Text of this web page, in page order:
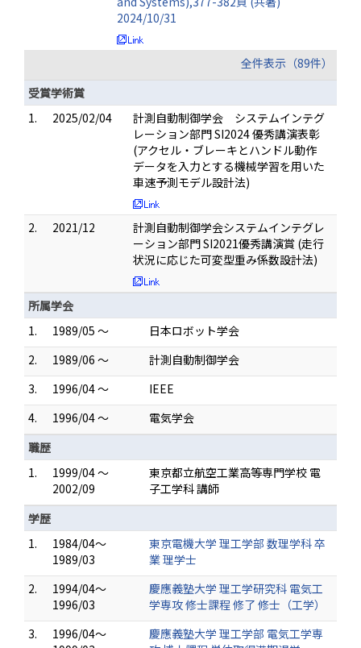
2024/10/31
全件表示（89件）
受賞学術賞
1.
2025/02/04
計測自動制御学会 システムインテグ
レーション部門 SI2024 優秀講演表彰
(アクセル・ブレーキとハンドル動作
データを入力とする機械学習を用いた
車速予測モデル設計法)
2. 2021/12
計測自動制御学会システムインテグレ
ーション部門 SI2021優秀講演賞 (走行
状況に応じた可変型重み係数設計法)
所属学会
1.
1989/05 ～
日本ロボット学会
2.
1989/06 ～
計測自動制御学会
3.
1996/04 ～
IEEE
4.
1996/04 ～
電気学会
職歴
1.
1999/04 ～
2002/09
東京都立航空工業高等専門学校 電
子工学科 講師
学歴
1.
1984/04～
1989/03
東京電機大学 理工学部 数理学科 卒
業 理学士
2.
1994/04～
1996/03
慶應義塾大学 理工学研究科 電気工
学専攻 修士課程 修了 修士（工学）
3.
1996/04～
慶應義塾大学 理工学部 電気工学専